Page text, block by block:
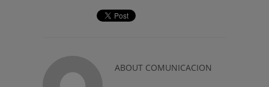
ABOUT COMUNICACION